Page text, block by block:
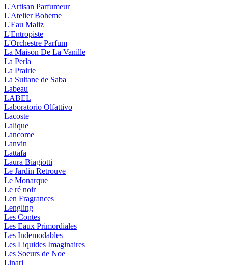
L'Artisan Parfumeur
L'Atelier Boheme
L'Eau Maliz
L'Entropiste
L'Orchestre Parfum
La Maison De La Vanille
La Perla
La Prairie
La Sultane de Saba
Labeau
LABEL
Laboratorio Olfattivo
Lacoste
Lalique
Lancome
Lanvin
Lattafa
Laura Biagiotti
Le Jardin Retrouve
Le Monarque
Le ré noir
Len Fragrances
Lengling
Les Contes
Les Eaux Primordiales
Les Indemodables
Les Liquides Imaginaires
Les Soeurs de Noe
Linari